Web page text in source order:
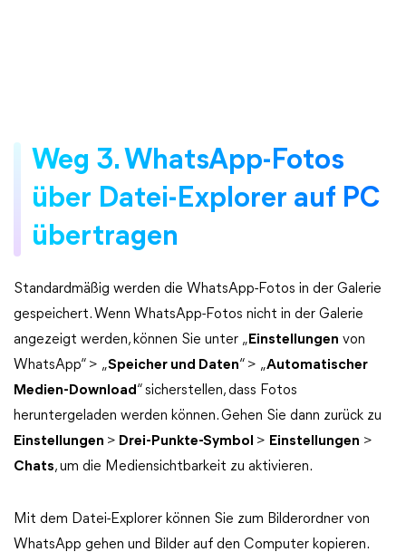
Weg 3. WhatsApp-Fotos
über Datei-Explorer auf PC
übertragen
Standardmäßig werden die WhatsApp-Fotos in der Galerie
gespeichert. Wenn WhatsApp-Fotos nicht in der Galerie
angezeigt werden, können Sie unter „ Einstellungen von
WhatsApp“ > „Speicher und Daten“ > „Automatischer
Medien-Download“ sicherstellen, dass Fotos
heruntergeladen werden können. Gehen Sie dann zurück zu
Einstellungen > Drei-Punkte-Symbol > Einstellungen >
Chats, um die Mediensichtbarkeit zu aktivieren.
Mit dem Datei-Explorer können Sie zum Bilderordner von
WhatsApp gehen und Bilder auf den Computer kopieren.